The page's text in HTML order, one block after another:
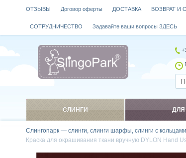
Слингопарк — слинги, слинги шарфы, слинги с
Краска для окрашивания ткани вручную DYLON Hand
ОТЗЫВЫ Договор оферты ДОСТАВКА ВОЗВРАТ И
СОТРУДНИЧЕСТВО Задавайте ваши вопросы ЗДЕСЬ
СЛИНГИ